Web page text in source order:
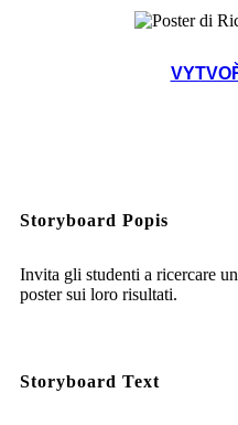
Storyboard Popis
Invita gli studenti a ricercare
poster sui loro risultati.
Storyboard Text